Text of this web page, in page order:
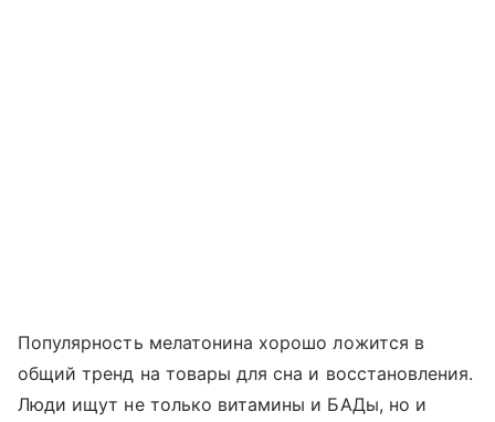
Популярность мелатонина хорошо ложится в
общий тренд на товары для сна и восстановления.
Люди ищут не только витамины и БАДы, но и